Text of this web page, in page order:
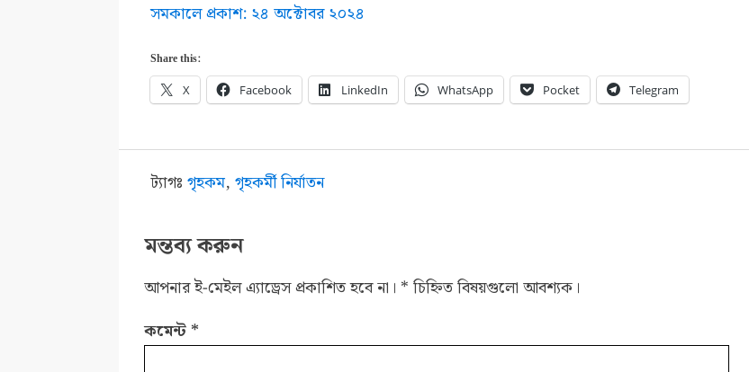
সমকালে প্রকাশ: ২৪ অক্টোবর ২০২৪
Share this:
X Facebook LinkedIn WhatsApp Pocket Telegram
ট্যাগঃগৃহকম,গৃহকর্মী নির্যাতন
মন্তব্য করুন
আপনার ই-মেইল এ্যাড্রেস প্রকাশিত হবে না। * চিহ্নিত বিষয়গুলো আবশ্যক।
কমেন্ট *